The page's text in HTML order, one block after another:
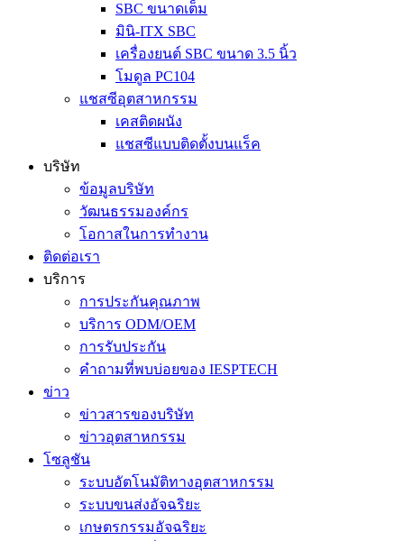
SBC ขนาดเต็ม
มินิ-ITX SBC
เครื่องยนต์ SBC ขนาด 3.5 นิ้ว
โมดูล PC104
แชสซีอุตสาหกรรม
เคสติดผนัง
แชสซีแบบติดตั้งบนแร็ค
บริษัท
ข้อมูลบริษัท
วัฒนธรรมองค์กร
โอกาสในการทำงาน
ติดต่อเรา
บริการ
การประกันคุณภาพ
บริการ ODM/OEM
การรับประกัน
คำถามที่พบบ่อยของ IESPTECH
ข่าว
ข่าวสารของบริษัท
ข่าวอุตสาหกรรม
โซลูชัน
ระบบอัตโนมัติทางอุตสาหกรรม
ระบบขนส่งอัจฉริยะ
เกษตรกรรมอัจฉริยะ